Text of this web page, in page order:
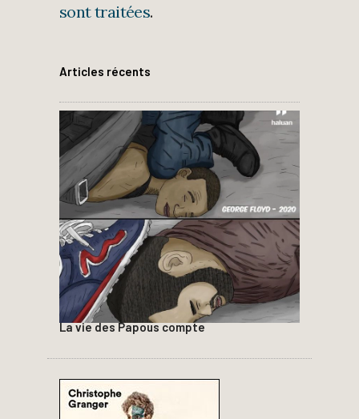
sont traitées.
Articles récents
La vie des Papous compte